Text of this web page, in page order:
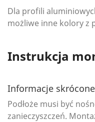
Dla profili
możliwe inne kolory z
Instrukcja
Informacje skrócone
Podłoże musi być
zanieczyszczeń.